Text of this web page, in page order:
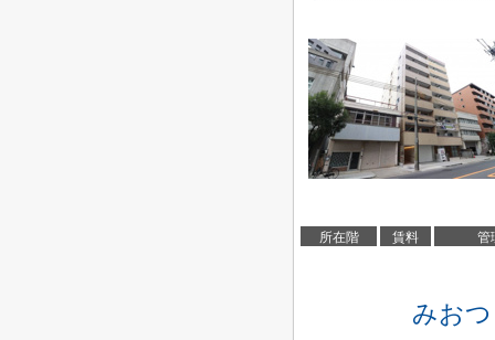
所在階 賃料 管
みお